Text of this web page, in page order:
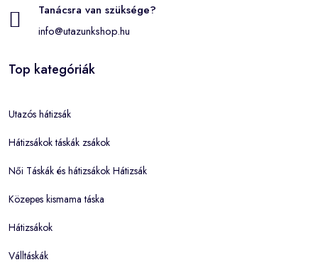
Tanácsra van szüksége?
info@utazunkshop.hu
Top kategóriák
Utazós hátizsák
Hátizsákok táskák zsákok
Női Táskák és hátizsákok Hátizsák
Közepes kismama táska
Hátizsákok
Válltáskák